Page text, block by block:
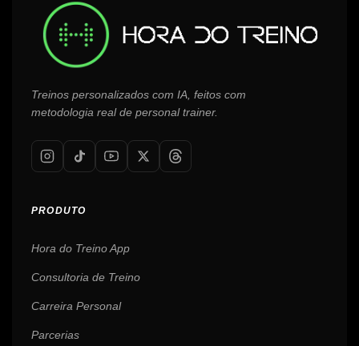
Treinos personalizados com IA, feitos com
metodologia real de personal trainer.
PRODUTO
Hora do Treino App
Consultoria de Treino
Carreira Personal
Parcerias